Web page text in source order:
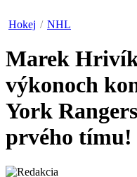
Hokej / NHL
Marek Hrivík
výkonoch
York
prvého tímu!